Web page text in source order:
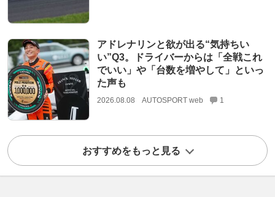
アドレナリンと欲が出る“気持ちい
い”Q3。ドライバーからは「全戦これ
でいい」や「台数を増やして」といっ
た声も
2026.08.08 AUTOSPORT web 1
おすすめをもっと見る